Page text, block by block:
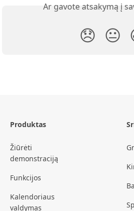
Ar gavote atsakymą į
😞 😐
Produktas
Žiūrėti
demonstraciją
Funkcijos
Kalendoriaus
valdymas